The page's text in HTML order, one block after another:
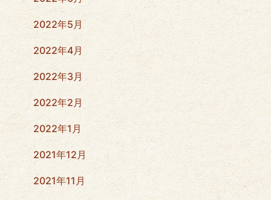
2022年5月
2022年4月
2022年3月
2022年2月
2022年1月
2021年12月
2021年11月